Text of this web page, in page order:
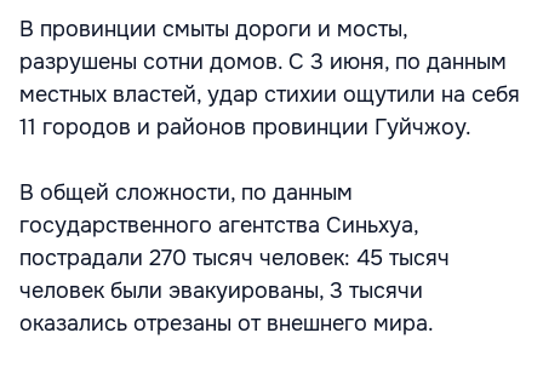
В провинции смыты дороги и мосты,
разрушены сотни домов. С 3 июня, по данным
местных властей, удар стихии ощутили на себя
11 городов и районов провинции Гуйчжоу.
В общей сложности, по данным
государственного агентства Синьхуа,
пострадали 270 тысяч человек: 45 тысяч
человек были эвакуированы, 3 тысячи
оказались отрезаны от внешнего мира.